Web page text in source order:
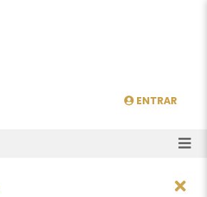
ENTRAR